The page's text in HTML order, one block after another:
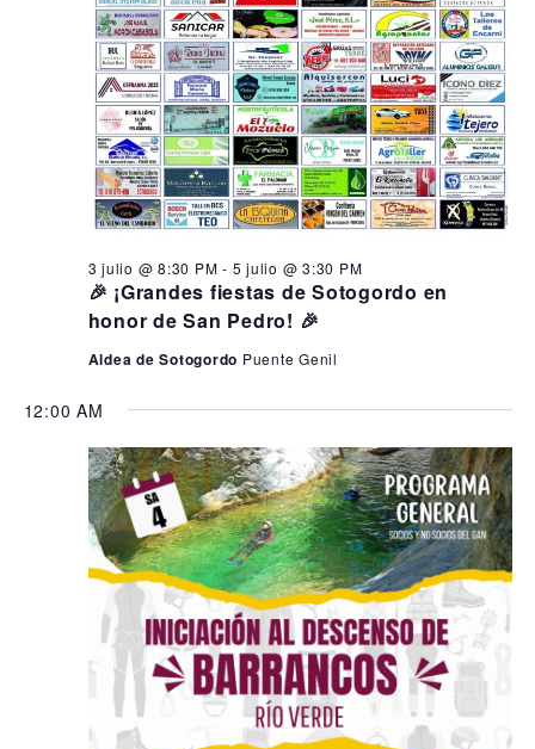
🎉 ¡Grandes fiestas de Sotogordo en
honor de San Pedro! 🎉
3 julio @ 8:30 PM - 5 julio @ 3:30 PM
Aldea de Sotogordo Puente Genil
12:00 AM